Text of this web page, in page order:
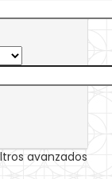
avanzados